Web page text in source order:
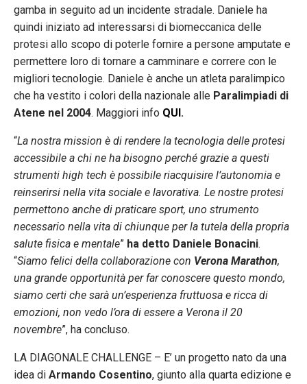
gamba in seguito ad un incidente stradale. Daniele ha
quindi iniziato ad interessarsi di biomeccanica delle
protesi allo scopo di poterle fornire a persone amputate e
permettere loro di tornare a camminare e correre con le
migliori tecnologie. Daniele è anche un atleta paralimpico
che ha vestito i colori della nazionale alle Paralimpiadi di
Atene nel 2004. Maggiori info QUI.
“La nostra mission è di rendere la tecnologia delle protesi
accessibile a chi ne ha bisogno perché grazie a questi
strumenti high tech è possibile riacquisire l’autonomia e
reinserirsi nella vita sociale e lavorativa. Le nostre protesi
permettono anche di praticare sport, uno strumento
necessario nella vita di chiunque per la tutela della propria
salute fisica e mentale” ha detto Daniele Bonacini.
“Siamo felici della collaborazione con Verona Marathon,
una grande opportunità per far conoscere questo mondo,
siamo certi che sarà un’esperienza fruttuosa e ricca di
emozioni, non vedo l’ora di essere a Verona il 20
novembre”, ha concluso.
LA DIAGONALE CHALLENGE – E’ un progetto nato da una
idea di Armando Cosentino, giunto alla quarta edizione e